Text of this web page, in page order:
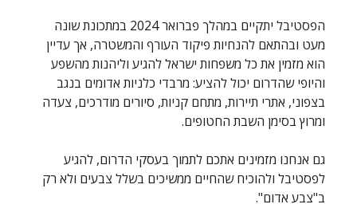
הפסטיבל יתקיים במהלך פברואר 2024 במתכונת שונה
מעט ובהתאם להנחיות פיקוד העורף והמשטרה, אך עדיין
הוא מזמין את כל משפחות ישראל להגיע וליהנות מהשפע
והיופי שהדרום יכול להציע: מרבדי כלניות אדומים בנגב
בצפוני, אתרי תיירות, מתחם קניות, סיורים מודרכים, צעדה
ומרוץ בסימן השבת החטופים.
גם אנחנו מזמינים אתכם לתמוך בעסקי הדרום, להגיע
לפסטיבל ולהוכיח שהחיים ממשיכים בשלל צבעים ולא רק
ב"צבע אדום".